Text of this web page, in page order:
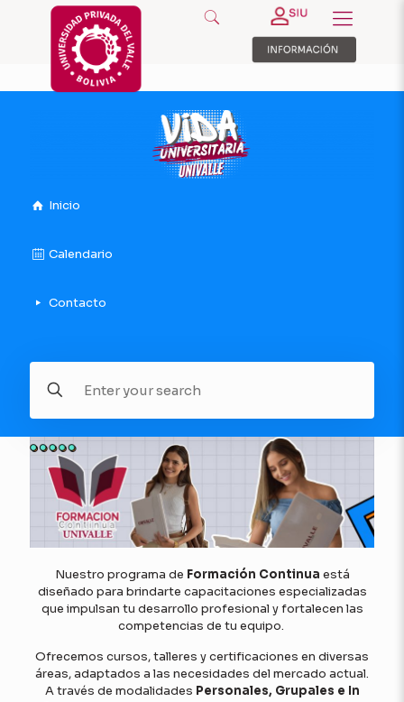
Inicio
Calendario
Contacto
Nuestro programa de Formación Continua está
diseñado para brindarte capacitaciones especializadas
que impulsan tu desarrollo profesional y fortalecen las
competencias de tu equipo.
Ofrecemos cursos, talleres y certificaciones en diversas
áreas, adaptados a las necesidades del mercado actual.
A través de modalidades Personales, Grupales e In